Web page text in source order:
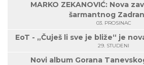
MARKO ZEKANOVIĆ: Nova
šarmantnog
03. PROSINAC
EoT - „Čuješ li sve je bliže“ je
29. STUDENI
Novi album Gorana